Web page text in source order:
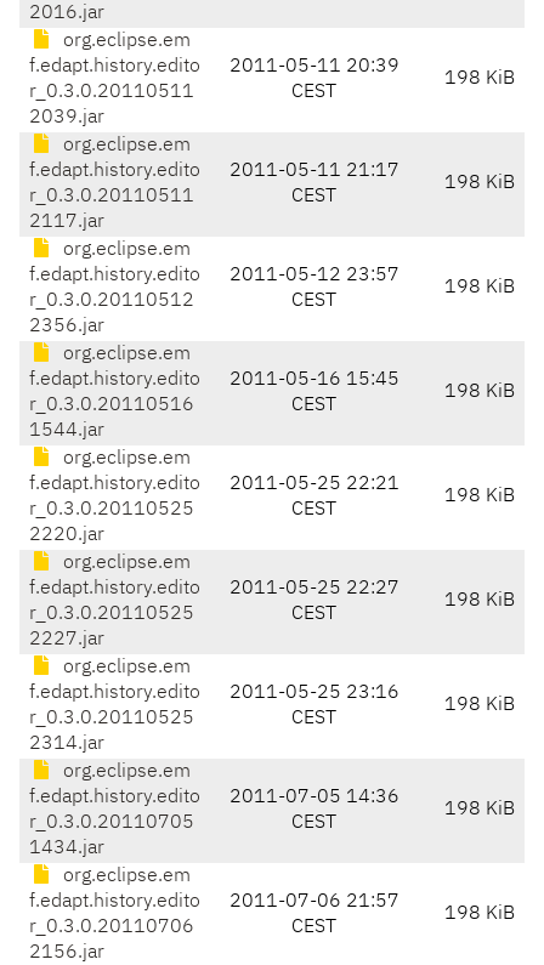
2016.jar
org.eclipse.em
f.edapt.history.edito
r_0.3.0.20110511
2039.jar
2011-05-11 20:39
CEST
198 KiB
org.eclipse.em
f.edapt.history.edito
r_0.3.0.20110511
2117.jar
2011-05-11 21:17
CEST
198 KiB
org.eclipse.em
f.edapt.history.edito
r_0.3.0.20110512
2356.jar
2011-05-12 23:57
CEST
198 KiB
org.eclipse.em
f.edapt.history.edito
r_0.3.0.20110516
1544.jar
2011-05-16 15:45
CEST
198 KiB
org.eclipse.em
f.edapt.history.edito
r_0.3.0.20110525
2220.jar
2011-05-25 22:21
CEST
198 KiB
org.eclipse.em
f.edapt.history.edito
r_0.3.0.20110525
2227.jar
2011-05-25 22:27
CEST
198 KiB
org.eclipse.em
f.edapt.history.edito
r_0.3.0.20110525
2314.jar
2011-05-25 23:16
CEST
198 KiB
org.eclipse.em
f.edapt.history.edito
r_0.3.0.20110705
1434.jar
2011-07-05 14:36
CEST
198 KiB
org.eclipse.em
f.edapt.history.edito
r_0.3.0.20110706
2156.jar
2011-07-06 21:57
CEST
198 KiB